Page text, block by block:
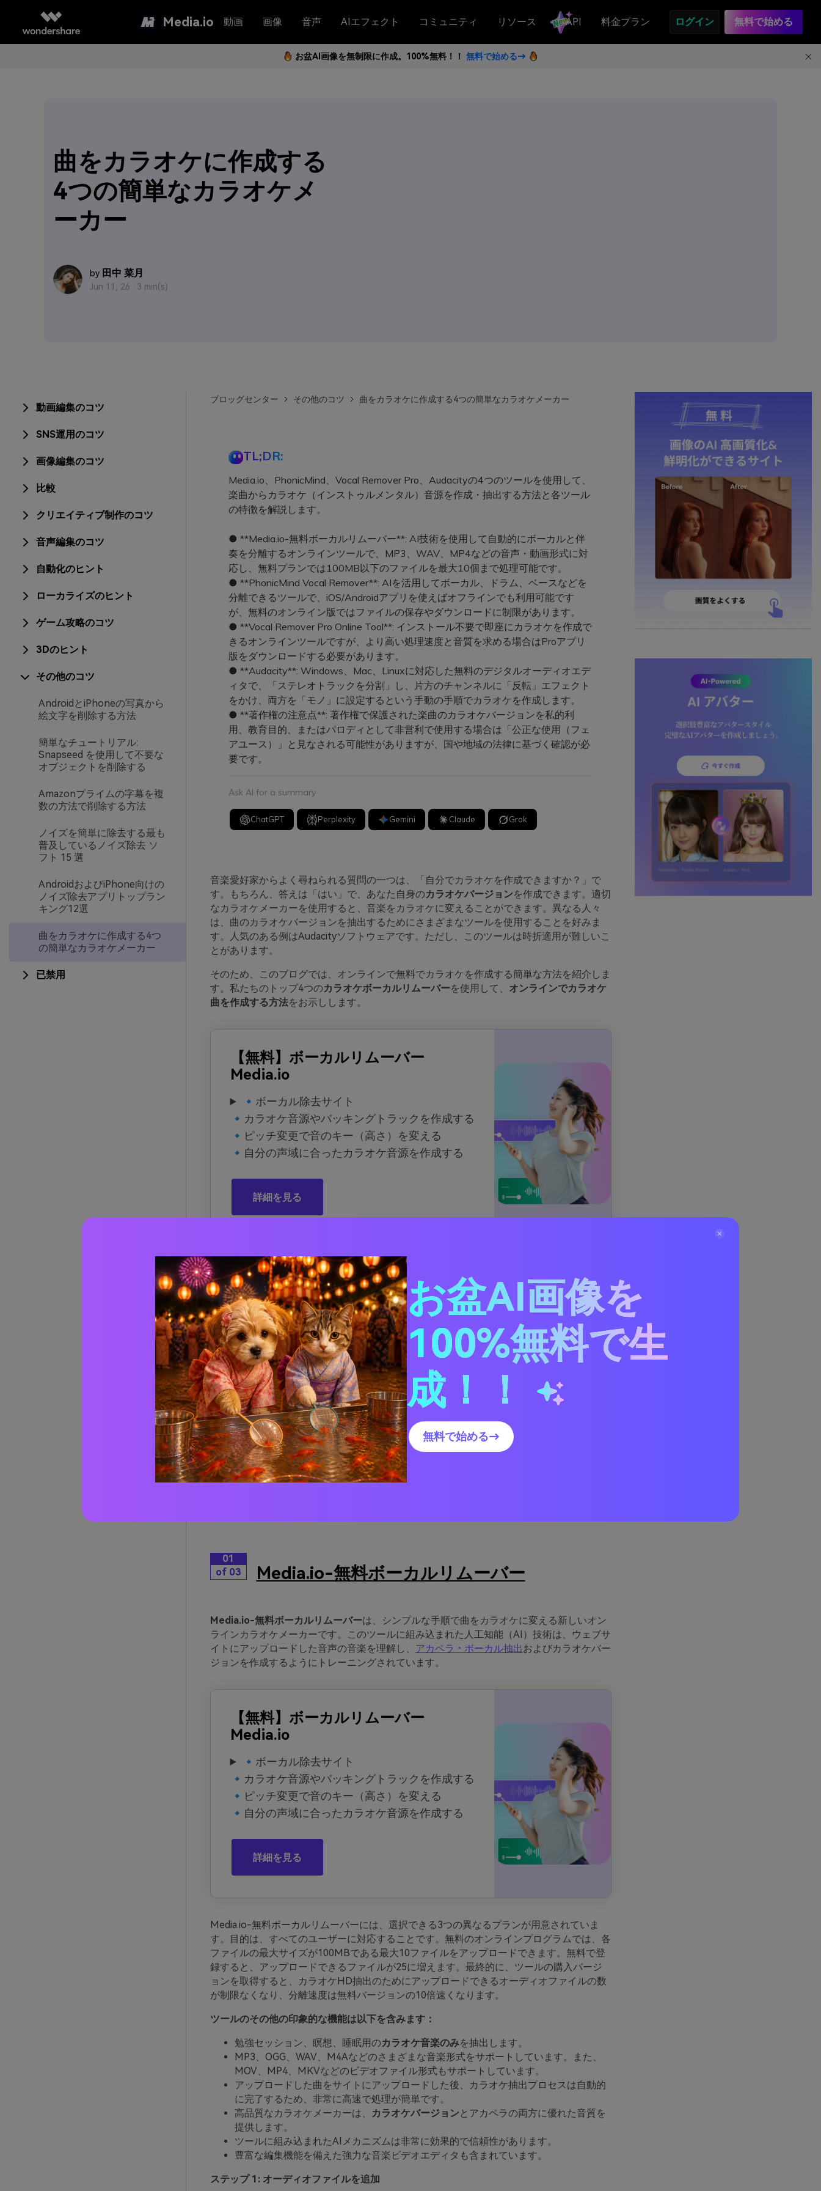
Media.io 動画 画像 音声 AIエフェクト コミュニティ リソース API 料金プラン ログイン 無料で始める
お盆AI画像を無制限に作成。100%無料！！ 無料で始める→
曲をカラオケに作成する
4つの簡単なカラオケメ
ーカー
by 田中 菜月
Jun 11, 26 · 3 min(s)
動画編集のコツ
SNS運用のコツ
画像編集のコツ
比較
クリエイティブ制作のコツ
音声編集のコツ
自動化のヒント
ローカライズのヒント
ゲーム攻略のコツ
3Dのヒント
その他のコツ
AndroidとiPhoneの写真から
絵文字を削除する方法
簡単なチュートリアル:
Snapseed を使用して不要な
オブジェクトを削除する
Amazonプライムの字幕を複
数の方法で削除する方法
ノイズを簡単に除去する最も
普及しているノイズ除去 ソ
フト 15 選
AndroidおよびiPhone向けの
ノイズ除去アプリトップラン
キング12選
曲をカラオケに作成する4つ
の簡単なカラオケメーカー
已禁用
ブロッグセンター その他のコツ 曲をカラオケに作成する4つの簡単なカラオケメーカー
TL;DR:
Media.io、PhonicMind、Vocal Remover Pro、Audacityの4つのツールを使用して、
楽曲からカラオケ（インストゥルメンタル）音源を作成・抽出する方法と各ツール
の特徴を解説します。
● **Media.io-無料ボーカルリムーバー**: AI技術を使用して自動的にボーカルと伴
奏を分離するオンラインツールで、MP3、WAV、MP4などの音声・動画形式に対
応し、無料プランでは100MB以下のファイルを最大10個まで処理可能です。
● **PhonicMind Vocal Remover**: AIを活用してボーカル、ドラム、ベースなどを
分離できるツールで、iOS/Androidアプリを使えばオフラインでも利用可能です
が、無料のオンライン版ではファイルの保存やダウンロードに制限があります。
● **Vocal Remover Pro Online Tool**: インストール不要で即座にカラオケを作成で
きるオンラインツールですが、より高い処理速度と音質を求める場合はProアプリ
版をダウンロードする必要があります。
● **Audacity**: Windows、Mac、Linuxに対応した無料のデジタルオーディオエデ
ィタで、「ステレオトラックを分割」し、片方のチャンネルに「反転」エフェクト
をかけ、両方を「モノ」に設定するという手動の手順でカラオケを作成します。
● **著作権の注意点**: 著作権で保護された楽曲のカラオケバージョンを私的利
用、教育目的、またはパロディとして非営利で使用する場合は「公正な使用（フェ
アユース）」と見なされる可能性がありますが、国や地域の法律に基づく確認が必
要です。
Ask AI for a summary
ChatGPT Perplexity Gemini Claude Grok
音楽愛好家からよく尋ねられる質問の一つは、「自分でカラオケを作成できますか？」で
す。もちろん、答えは「はい」で、あなた自身のカラオケバージョンを作成できます。適切
なカラオケメーカーを使用すると、音楽をカラオケに変えることができます。異なる人々
は、曲のカラオケバージョンを抽出するためにさまざまなツールを使用することを好みま
す。人気のある例はAudacityソフトウェアです。ただし、このツールは時折適用が難しいこ
とがあります。
そのため、このブログでは、オンラインで無料でカラオケを作成する簡単な方法を紹介しま
す。私たちのトップ4つのカラオケボーカルリムーバーを使用して、 オンラインでカラオケ
曲を作成する方法をお示しします。
【無料】ボーカルリムーバー
Media.io
🔹ボーカル除去サイト
🔹カラオケ音源やバッキングトラックを作成する
🔹ピッチ変更で音のキー（高さ）を変える
🔹自分の声域に合ったカラオケ音源を作成する
詳細を見る
Part 1. 最も賢明な選択肢：オンライン無料カラオケメーカー（ボーカルリムー
バー）
Part 2. Audacityでカラオケを作成する方法
Part 3. カラオケの作成に関するFAQ
Part 1. 最も賢明な選択肢：オンライン
無料カラオケメーカー（ボーカルリム
ーバー）
最も効率的な無料のオンラインボーカルリムーバーを見つけるための探求の中で、すべての
ツールが約束どおりに提供できないことがあることに気付くでしょう。そのため、
01
of 03
Media.io-無料ボーカルリムーバー
Media.io-無料ボーカルリムーバーは、シンプルな手順で曲をカラオケに変える新しいオン
ラインカラオケメーカーです。このツールに組み込まれた人工知能（AI）技術は、ウェブサ
イトにアップロードした音声の音楽を理解し、 アカペラ・ボーカル抽出およびカラオケバー
ジョンを作成するようにトレーニングされています。
【無料】ボーカルリムーバー
Media.io
🔹ボーカル除去サイト
🔹カラオケ音源やバッキングトラックを作成する
🔹ピッチ変更で音のキー（高さ）を変える
🔹自分の声域に合ったカラオケ音源を作成する
詳細を見る
Media.io-無料ボーカルリムーバーには、選択できる3つの異なるプランが用意されていま
す。目的は、すべてのユーザーに対応することです。無料のオンラインプログラムでは、各
ファイルの最大サイズが100MBである最大10ファイルをアップロードできます。無料で登
録すると、アップロードできるファイルが25に増えます。最終的に、ツールの購入バージ
ョンを取得すると、カラオケHD抽出のためにアップロードできるオーディオファイルの数
が制限なくなり、分離速度は無料バージョンの10倍速くなります。
ツールのその他の印象的な機能は以下を含みます：
勉強セッション、瞑想、睡眠用のカラオケ音楽のみを抽出します。
MP3、OGG、WAV、M4Aなどのさまざまな音楽形式をサポートしています。また、
MOV、MP4、MKVなどのビデオファイル形式もサポートしています。
アップロードした曲をサイトにアップロードした後、カラオケ抽出プロセスは自動的
に完了するため、非常に高速で処理が簡単です。
高品質なカラオケメーカーは、
カラオケバージョン とアカペラの両方に優れた音質を
提供します。
ツールに組み込まれたAIメカニズムは非常に効果的で信頼性があります。
豊富な編集機能を備えた強力な音楽ビデオエディタも含まれています。
ステップ 1: オーディオファイルを追加
お盆AI画像を
100%無料で生
成！！
無料で始める→